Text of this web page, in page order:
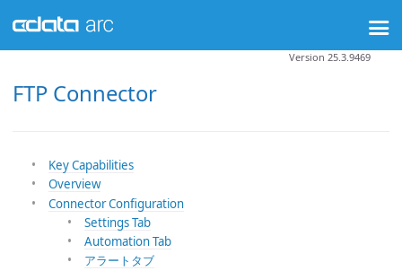
FTP Connector
Version 25.3.9469
Key Capabilities
Overview
Connector Configuration
Settings Tab
Automation Tab
アラートタブ